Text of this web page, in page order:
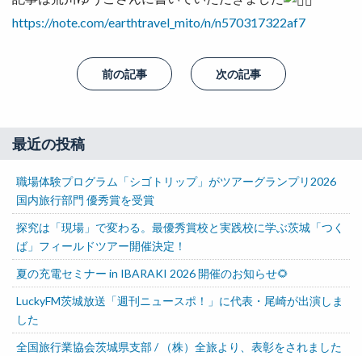
https://note.com/earthtravel_mito/n/n570317322af7
前の記事 次の記事
最近の投稿
職場体験プログラム「シゴトリップ」がツアーグランプリ2026
国内旅行部門 優秀賞を受賞
探究は「現場」で変わる。最優秀賞校と実践校に学ぶ茨城「つく
ば」フィールドツアー開催決定！
夏の充電セミナー in IBARAKI 2026 開催のお知らせ🌻
LuckyFM茨城放送「週刊ニュースポ！」に代表・尾崎が出演しま
した
全国旅行業協会茨城県支部 / （株）全旅より、表彰をされました